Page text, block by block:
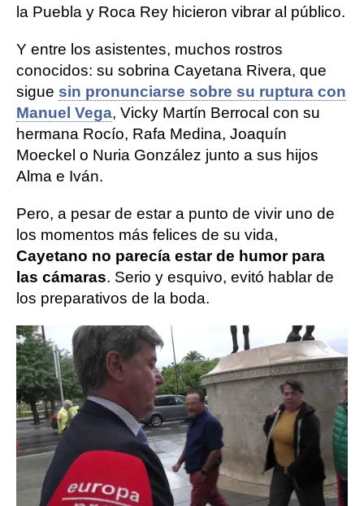
la Puebla y Roca Rey hicieron vibrar al público.
Y entre los asistentes, muchos rostros
conocidos: su sobrina Cayetana Rivera, que
sigue sin pronunciarse sobre su ruptura con
Manuel Vega, Vicky Martín Berrocal con su
hermana Rocío, Rafa Medina, Joaquín
Moeckel o Nuria González junto a sus hijos
Alma e Iván.
Pero, a pesar de estar a punto de vivir uno de
los momentos más felices de su vida,
Cayetano no parecía estar de humor para
las cámaras. Serio y esquivo, evitó hablar de
los preparativos de la boda.